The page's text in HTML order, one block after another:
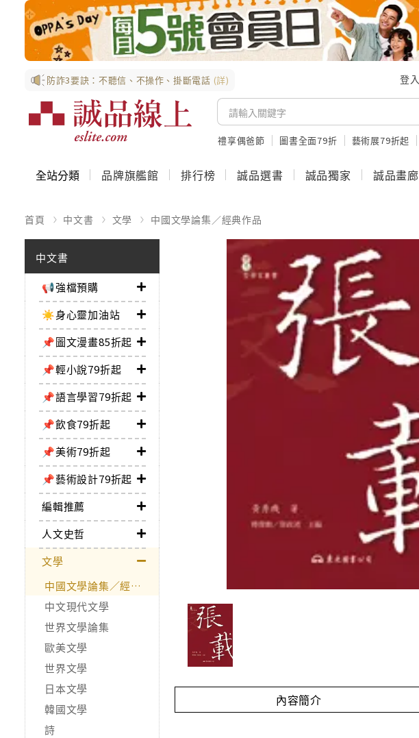
防詐3要訣：不聽信、不操作、掛斷電話 (詳) 登入
禮享偶爸節 圖書全面79折 藝術展79折起
全站分類 品牌旗艦館 排行榜 誠品選書 誠品獨家 誠品畫廊
首頁 中文書 文學 中國文學論集／經典作品
中文書
📢強檔預購
☀️身心靈加油站
📌圖文漫畫85折起
📌輕小說79折起
📌語言學習79折起
📌飲食79折起
📌美術79折起
📌藝術設計79折起
編輯推薦
人文史哲
文學
中國文學論集／經典作品
中文現代文學
世界文學論集
歐美文學
世界文學
日本文學
韓國文學
詩
內容簡介